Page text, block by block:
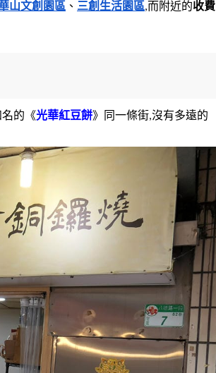
山文創園區 、 三創生活園區,而附近的收費
名的《光華紅豆餅》同一條街,沒有多遠的